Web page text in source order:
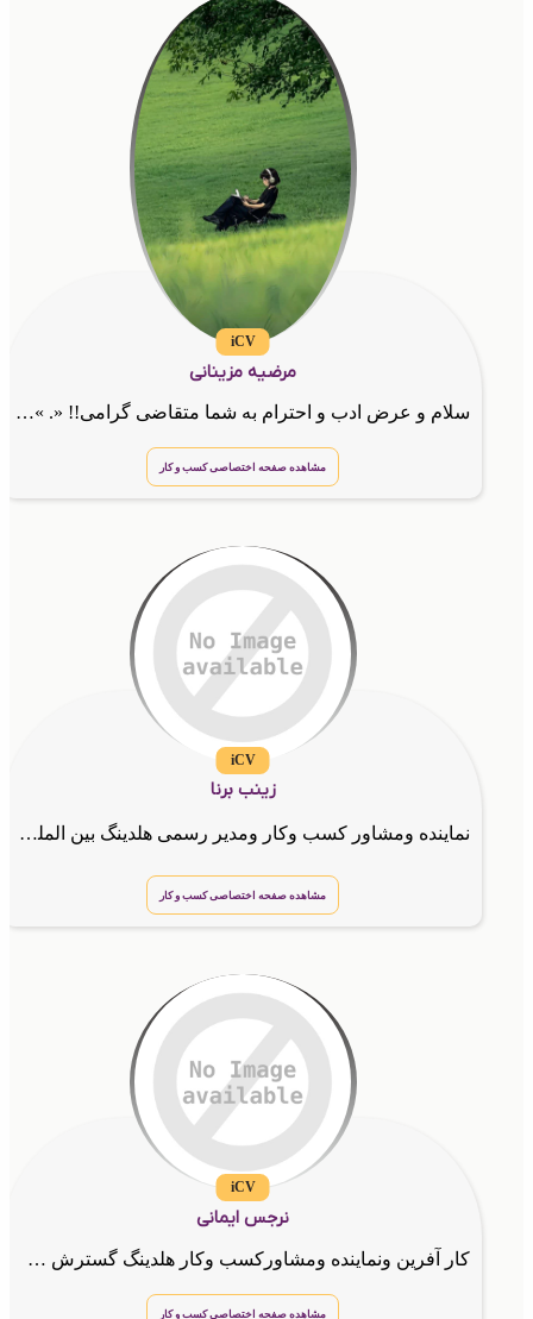
iCV
مرضیه مزینانی
سلام و عرض ادب و احترام به شما متقاضی گرامی!! «. »کارشناس و مدیر فروش GTNA مشاور کسب و کار ها در بازارسازی و برندسازی و ارتباط با مشتری مشاور کسب درامد از طریق فضای مجازی کارافرین در زمینه الکترون
مشاهده صفحه اختصاصی کسب و کار
iCV
زینب برنا
نماینده ومشاور کسب وکار ومدیر رسمی هلدینگ بین المللی چرا باید همین حالا وارد کسب و کار اینترنتی بشی؟ 💻✨ تا چند سال پیش برای راه اندازی یک کسب و کار باید مغازه اجاره میکردی, جنس میخریدی, کلی هزین
مشاهده صفحه اختصاصی کسب و کار
iCV
نرجس ایمانی
کار آفرین ونماینده ومشاورکسب وکار هلدینگ گسترش طراحان نقش الماس
مشاهده صفحه اختصاصی کسب و کار